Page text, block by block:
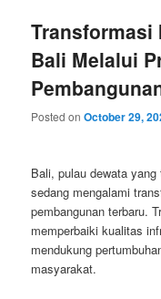
Bali Melalui
Posted onOctober 29,
Bali, pulau dewata
sedang mengalami
pembangunan terbaru.
memperbaiki kualitas
mendukung
masyarakat.